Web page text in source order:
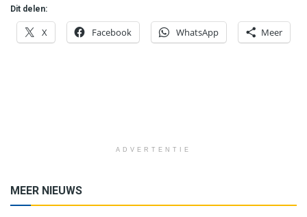
Dit delen:
X Facebook WhatsApp Meer
ADVERTENTIE
MEER NIEUWS